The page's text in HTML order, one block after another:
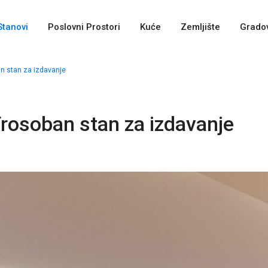
Poslovni Prostori Kuće Zemljište
stan za izdavanje
stan za izdavanje